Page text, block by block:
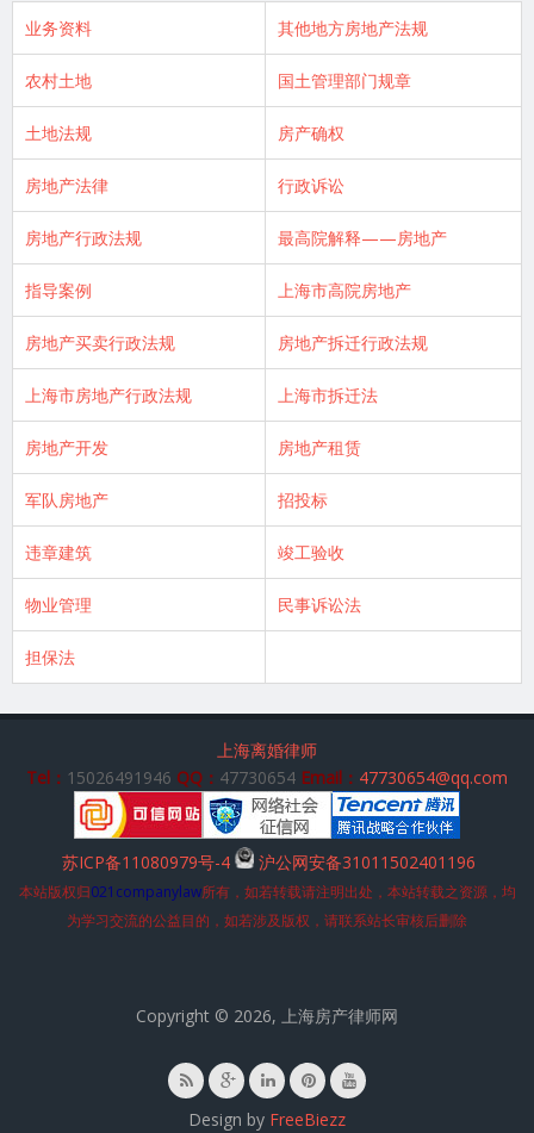
业务资料 其他地方房地产法规
农村土地 国土管理部门规章
土地法规 房产确权
房地产法律 行政诉讼
房地产行政法规 最高院解释——房地产
指导案例 上海市高院房地产
房地产买卖行政法规 房地产拆迁行政法规
上海市房地产行政法规 上海市拆迁法
房地产开发 房地产租赁
军队房地产 招投标
违章建筑 竣工验收
物业管理 民事诉讼法
担保法
上海离婚律师
Tel： 15026491946 QQ： 47730654 Email： 47730654@qq.com
苏ICP备11080979号-4 沪公网安备31011502401196
本站版权归021companylaw所有，如若转载请注明出处，本站转载之资源，均
为学习交流的公益目的，如若涉及版权，请联系站长审核后删除
Copyright © 2026, 上海房产律师网
Design by FreeBiezz